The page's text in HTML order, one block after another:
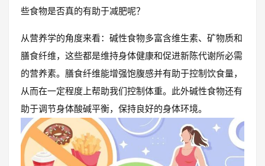
些食物是否真的有助于减肥呢？
从营养学的角度来看：碱性食物多富含维生素、矿物质和
膳食纤维，这些都是维持身体健康和促进新陈代谢所必需
的营养素。膳食纤维能增强饱腹感并有助于控制饮食量，
从而在一定程度上帮助我们控制体重。此外碱性食物还有
助于调节身体酸碱平衡，保持良好的身体环境。